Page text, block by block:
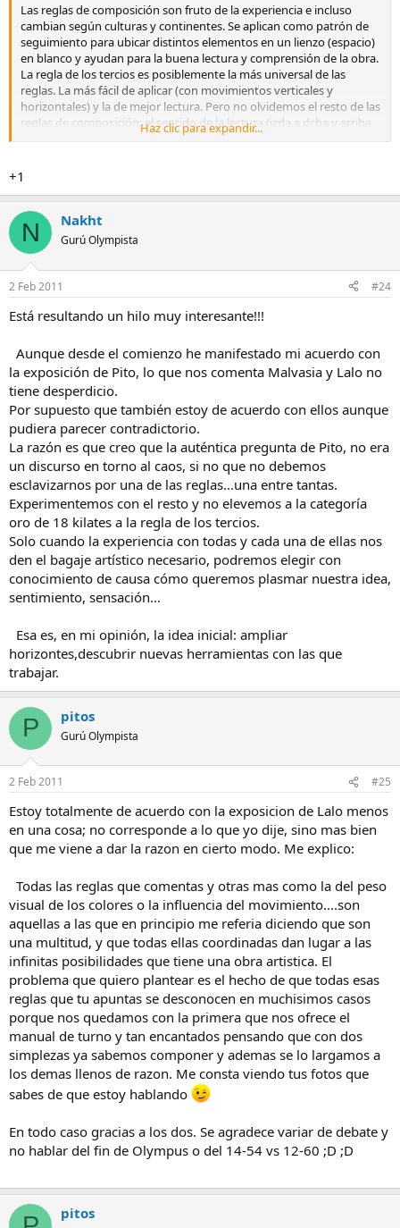
Las reglas de composición son fruto de la experiencia e incluso
cambian según culturas y continentes. Se aplican como patrón de
seguimiento para ubicar distintos elementos en un lienzo (espacio)
en blanco y ayudan para la buena lectura y comprensión de la obra.
La regla de los tercios es posiblemente la más universal de las
reglas. La más fácil de aplicar (con movimientos verticales y
horizontales) y la de mejor lectura. Pero no olvidemos el resto de las
reglas de composición: el sentido de la lectura (izda a dcha y arriba
hacia abajo en occidente), la parte inferior derecha como la que
líneas de fuerza, las envolturas geométricas de los elementos de la
composición, las horizontales y verticales, el uso de los colores con
Para poderse saltar todas estas reglas al mismo tiempo tienes que
ser un monstruo, un maestro por inventar. Yo todavía no lo
conozco. Está bien saltarte la regla de los tercios pero Pito, caerás
aunque no te des cuenta, en otra-s regla-s compositivas. Es
imposible escapar a ellas por costumbre, tradición, cultura. La única
forma de saltarte las reglas es dejar el cuadro en blanco y aún así.....
Perdonad el ladrillo. Pero siempre me ha gustado investigar en
Haz clic para expandir...
+1
N Nakht
Gurú Olympista
2 Feb 2011 #24
Está resultando un hilo muy interesante!!!
Aunque desde el comienzo he manifestado mi acuerdo con
la exposición de Pito, lo que nos comenta Malvasia y Lalo no
tiene desperdicio.
Por supuesto que también estoy de acuerdo con ellos aunque
pudiera parecer contradictorio.
La razón es que creo que la auténtica pregunta de Pito, no era
un discurso en torno al caos, si no que no debemos
esclavizarnos por una de las reglas...una entre tantas.
Experimentemos con el resto y no elevemos a la categoría
oro de 18 kilates a la regla de los tercios.
Solo cuando la experiencia con todas y cada una de ellas nos
den el bagaje artístico necesario, podremos elegir con
conocimiento de causa cómo queremos plasmar nuestra idea,
sentimiento, sensación...
Esa es, en mi opinión, la idea inicial: ampliar
horizontes,descubrir nuevas herramientas con las que
trabajar.
P pitos
Gurú Olympista
2 Feb 2011 #25
Estoy totalmente de acuerdo con la exposicion de Lalo menos
en una cosa; no corresponde a lo que yo dije, sino mas bien
que me viene a dar la razon en cierto modo. Me explico:
Todas las reglas que comentas y otras mas como la del peso
visual de los colores o la influencia del movimiento....son
aquellas a las que en principio me referia diciendo que son
una multitud, y que todas ellas coordinadas dan lugar a las
infinitas posibilidades que tiene una obra artistica. El
problema que quiero plantear es el hecho de que todas esas
reglas que tu apuntas se desconocen en muchisimos casos
porque nos quedamos con la primera que nos ofrece el
manual de turno y tan encantados pensando que con dos
simplezas ya sabemos componer y ademas se lo largamos a
los demas llenos de razon. Me consta viendo tus fotos que
sabes de que estoy hablando
En todo caso gracias a los dos. Se agradece variar de debate y
no hablar del fin de Olympus o del 14-54 vs 12-60 ;D ;D
pitos